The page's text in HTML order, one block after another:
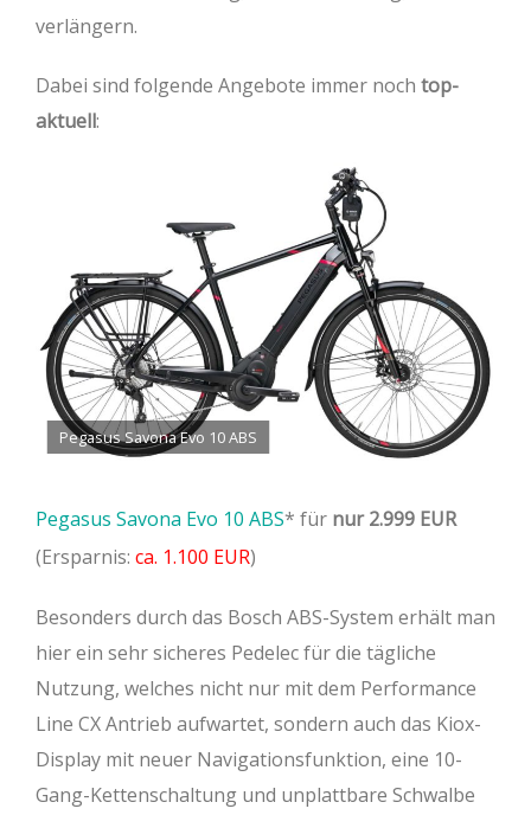
verlängern.
Dabei sind folgende Angebote immer noch top-
aktuell:
Pegasus Savona Evo 10 ABS
Pegasus Savona Evo 10 ABS für nur 2.999 EUR
(Ersparnis: ca. 1.100 EUR)
Besonders durch das Bosch ABS-System erhält man
hier ein sehr sicheres Pedelec für die tägliche
Nutzung, welches nicht nur mit dem Performance
Line CX Antrieb aufwartet, sondern auch das Kiox-
Display mit neuer Navigationsfunktion, eine 10-
Gang-Kettenschaltung und unplattbare Schwalbe